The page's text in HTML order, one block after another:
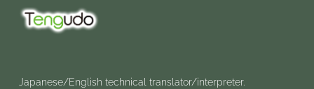
Japanese/English technical translator/interpreter.